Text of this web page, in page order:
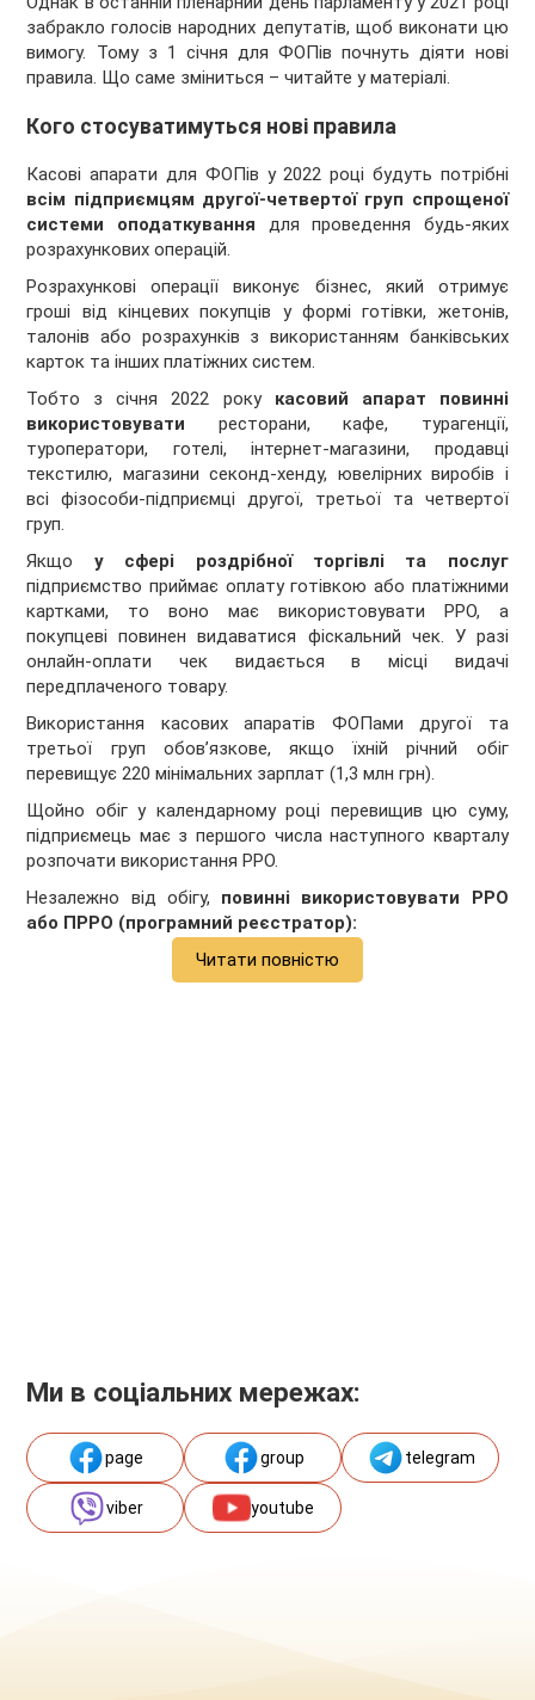
забракло голосів народних депутатів, щоб виконати цю
вимогу. Тому з 1 січня для ФОПів почнуть діяти нові
правила. Що саме зміниться – читайте у матеріалі.
Кого стосуватимуться нові правила
Касові апарати для ФОПів у 2022 році будуть потрібні
всім підприємцям другої-четвертої груп спрощеної
системи оподаткування для проведення будь-яких
розрахункових операцій.
Розрахункові операції виконує бізнес, який отримує
гроші від кінцевих покупців у формі готівки, жетонів,
талонів або розрахунків з використанням банківських
карток та інших платіжних систем.
Тобто з січня 2022 року касовий апарат повинні
використовувати ресторани, кафе, турагенції,
туроператори, готелі, інтернет-магазини, продавці
текстилю, магазини секонд-хенду, ювелірних виробів і
всі фізособи-підприємці другої, третьої та четвертої
груп.
Якщо у сфері роздрібної торгівлі та послуг
підприємство приймає оплату готівкою або платіжними
картками, то воно має використовувати РРО, а
покупцеві повинен видаватися фіскальний чек. У разі
онлайн-оплати чек видається в місці видачі
передплаченого товару.
Використання касових апаратів ФОПами другої та
третьої груп обов’язкове, якщо їхній річний обіг
перевищує 220 мінімальних зарплат (1,3 млн грн).
Щойно обіг у календарному році перевищив цю суму,
підприємець має з першого числа наступного кварталу
розпочати використання РРО.
Незалежно від обігу, повинні використовувати РРО
або ПРРО (програмний реєстратор):
Читати повністю
Ми в соціальних мережах:
page group telegram
viber youtube